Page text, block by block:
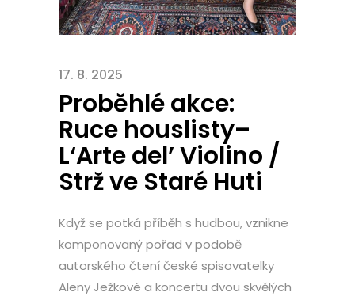
17. 8. 2025
Proběhlé akce:
Ruce houslisty–
L‘Arte del’ Violino /
Strž ve Staré Huti
Když se potká příběh s hudbou, vznikne
komponovaný pořad v podobě
autorského čtení české spisovatelky
Aleny Ježkové a koncertu dvou skvělých